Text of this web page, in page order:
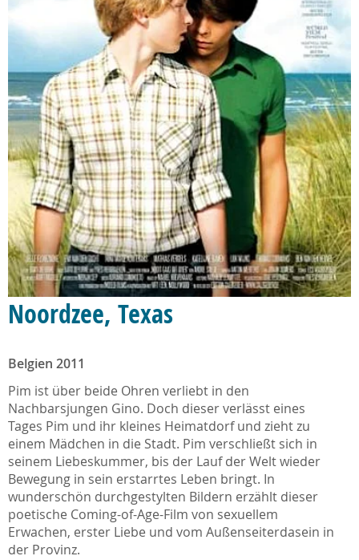
Noordzee, Texas
Belgien 2011
Pim ist über beide Ohren verliebt in den
Nachbarsjungen Gino. Doch dieser verlässt eines
Tages Pim und ihr kleines Heimatdorf und zieht zu
einem Mädchen in die Stadt. Pim verschließt sich in
seinem Liebeskummer, bis der Lauf der Welt wieder
Bewegung in sein erstarrtes Leben bringt. In
wunderschön durchgestylten Bildern erzählt dieser
poetische Coming-of-Age-Film von sexuellem
Erwachen, erster Liebe und vom Außenseiterdasein in
der Provinz.